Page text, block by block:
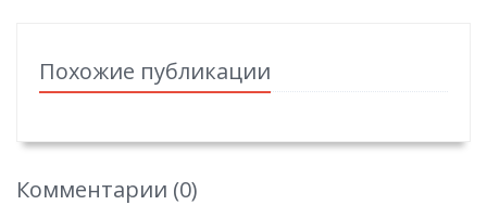
Похожие публикации
Комментарии (0)